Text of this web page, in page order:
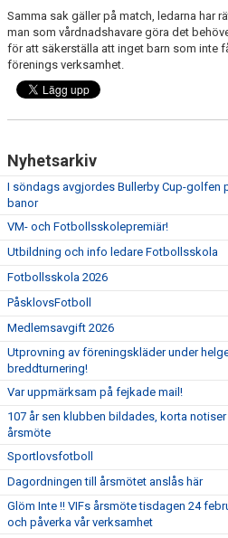
Samma sak gäller på match, ledarna har
man som vårdnadshavare göra det
för att säkerställa att inget barn som inte
förenings verksamhet.
Nyhetsarkiv
I söndags avgjordes Bullerby Cup-golfen
banor
VM- och Fotbollsskolepremiär!
Utbildning och info ledare Fotbollsskola
Fotbollsskola 2026
PåsklovsFotboll
Medlemsavgift 2026
Utprovning av föreningskläder under
breddturnering!
Var uppmärksam på fejkade mail!
107 år sen klubben bildades, korta
årsmöte
Sportlovsfotboll
Dagordningen till årsmötet anslås här
Glöm Inte !! VIFs årsmöte tisdagen 24
och påverka vår verksamhet